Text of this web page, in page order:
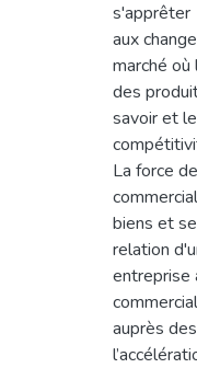
s'apprêter
aux
marché où
des
savoir et
La force
biens et
relation
entreprise
auprès